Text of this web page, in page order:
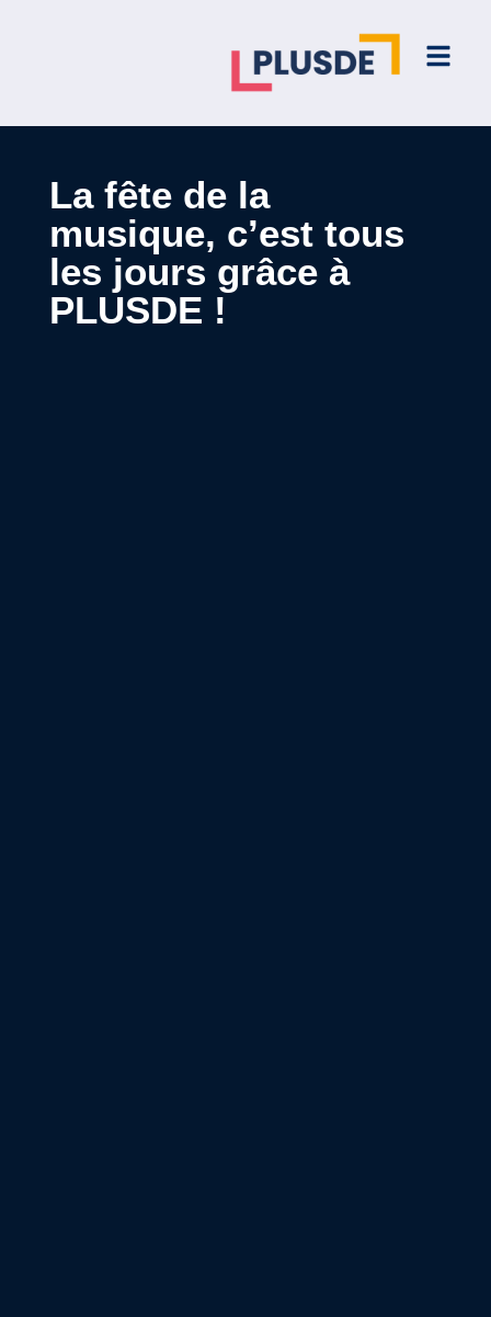
La fête de la
musique, c’est tous
les jours grâce à
PLUSDE !